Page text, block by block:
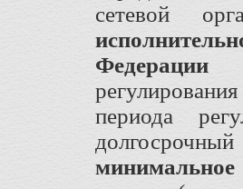
сетевой
Федерации
периода